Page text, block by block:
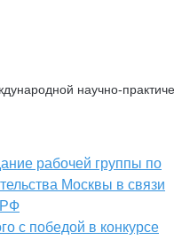
научно-
рабочей группы по
Москвы в связи
РФ
с победой в конкурсе